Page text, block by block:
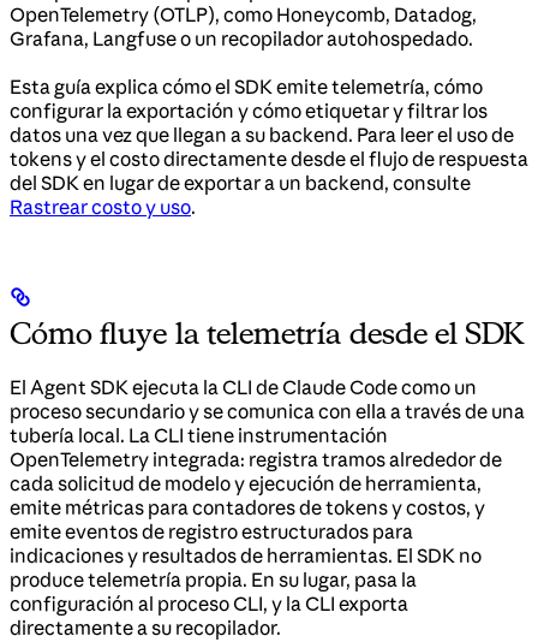
OpenTelemetry (OTLP), como Honeycomb, Datadog,
Grafana, Langfuse o un recopilador autohospedado.
Esta guía explica cómo el SDK emite telemetría, cómo
configurar la exportación y cómo etiquetar y filtrar los
datos una vez que llegan a su backend. Para leer el uso de
tokens y el costo directamente desde el flujo de respuesta
del SDK en lugar de exportar a un backend, consulte
Rastrear costo y uso.
Cómo fluye la telemetría desde el SDK
El Agent SDK ejecuta la CLI de Claude Code como un
proceso secundario y se comunica con ella a través de una
tubería local. La CLI tiene instrumentación
OpenTelemetry integrada: registra tramos alrededor de
cada solicitud de modelo y ejecución de herramienta,
emite métricas para contadores de tokens y costos, y
emite eventos de registro estructurados para
indicaciones y resultados de herramientas. El SDK no
produce telemetría propia. En su lugar, pasa la
configuración al proceso CLI, y la CLI exporta
directamente a su recopilador.